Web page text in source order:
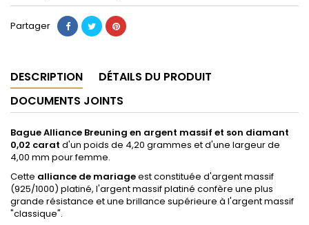
Partager
DESCRIPTION
DÉTAILS DU PRODUIT
DOCUMENTS JOINTS
Bague Alliance Breuning en argent massif et son diamant
0,02 carat d'un poids de 4,20 grammes et d'une largeur de
4,00 mm pour femme.
Cette alliance de mariageest constituée d'argent massif
(925/1000) platiné, l'argent massif platiné confère une plus
grande résistance et une brillance supérieure à l'argent massif
"classique".